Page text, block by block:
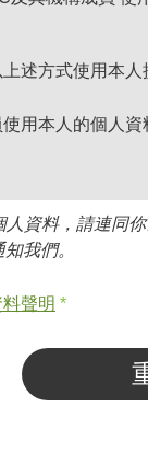
述方式使用本
用本人的個人
資料，請連同
我們。
聲明 *